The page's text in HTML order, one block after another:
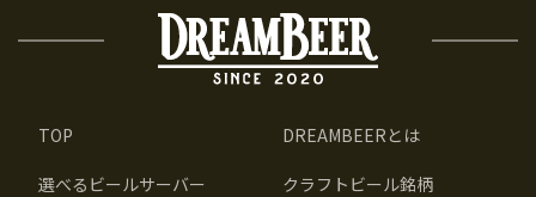
TOP DREAMBEERとは
選べるビールサーバー クラフトビール銘柄